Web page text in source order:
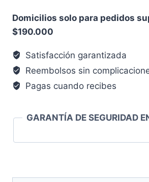
Domicilios solo para pedidos
$190.000
Satisfacción garantizada
Reembolsos sin
Pagas cuando recibes
GARANTÍA DE SEGURIDAD